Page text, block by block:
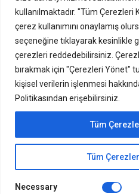
kullanılmaktadır. "Tüm Çerezleri
çerez kullanımını onaylamış
seçeneğine tıklayarak kesinlikle
çerezleri reddedebilirsiniz.
bırakmak için "Çerezleri Yönet"
kişisel verilerin işlenmesi
Politikasından erişebilirsiniz.
Tüm
Tüm
Necessary
Site Kullanım Bilgilendirmesi
Telif Hakkı